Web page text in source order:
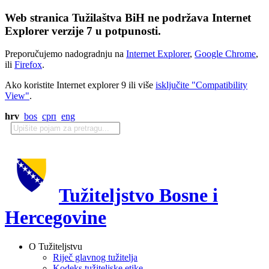
Web stranica Tužilaštva BiH ne podržava Internet
Explorer verzije 7 u potpunosti.
Preporučujemo nadogradnju na Internet Explorer, Google Chrome,
ili Firefox.
Ako koristite Internet explorer 9 ili više isključite "Compatibility
View".
hrv bos срп eng
Tužiteljstvo Bosne i
Hercegovine
O Tužiteljstvu
Riječ glavnog tužitelja